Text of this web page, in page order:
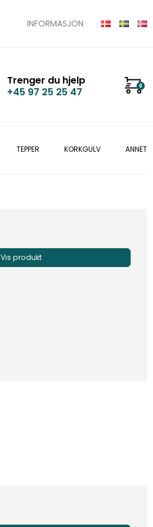
INFORMASJON
Trenger du hjelp
+45 97 25 25 47
0
TEPPER KORKGULV ANNET
Vis produkt